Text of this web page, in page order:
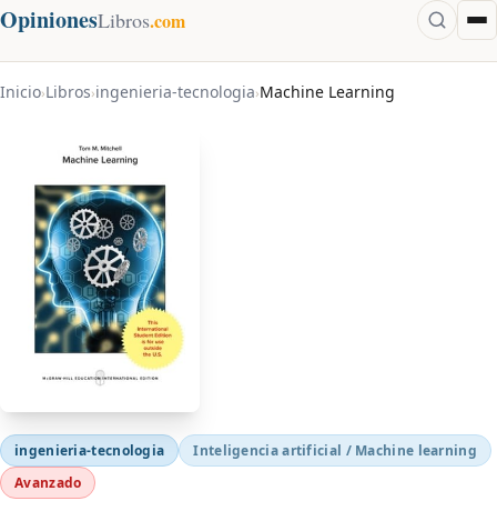
OpinionesLibros.com
Inicio›Libros›ingenieria-tecnologia›Machine Learning
ingenieria-tecnologia
Inteligencia artificial / Machine learning
Avanzado